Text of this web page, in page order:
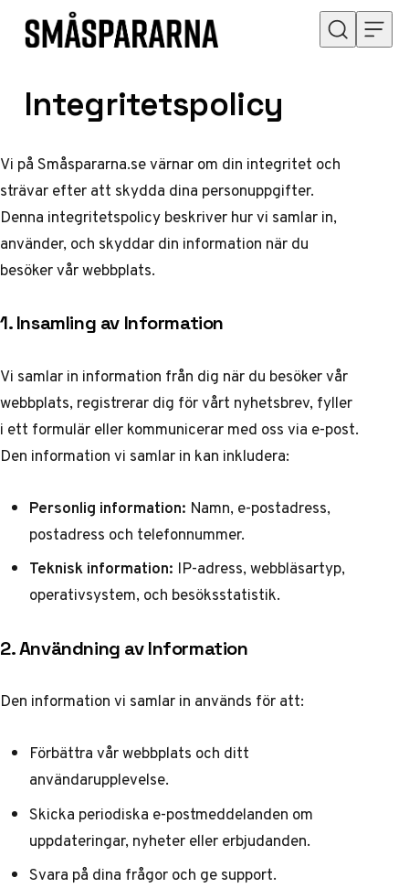
Hoppa till innehåll
Integritetspolicy
Vi på Småspararna.se värnar om din integritet och
strävar efter att skydda dina personuppgifter.
Denna integritetspolicy beskriver hur vi samlar in,
använder, och skyddar din information när du
besöker vår webbplats.
1. Insamling av Information
Vi samlar in information från dig när du besöker vår
webbplats, registrerar dig för vårt nyhetsbrev, fyller
i ett formulär eller kommunicerar med oss via e-post.
Den information vi samlar in kan inkludera:
Personlig information: Namn, e-postadress,
postadress och telefonnummer.
Teknisk information: IP-adress, webbläsartyp,
operativsystem, och besöksstatistik.
2. Användning av Information
Den information vi samlar in används för att:
Förbättra vår webbplats och ditt
användarupplevelse.
Skicka periodiska e-postmeddelanden om
uppdateringar, nyheter eller erbjudanden.
Svara på dina frågor och ge support.